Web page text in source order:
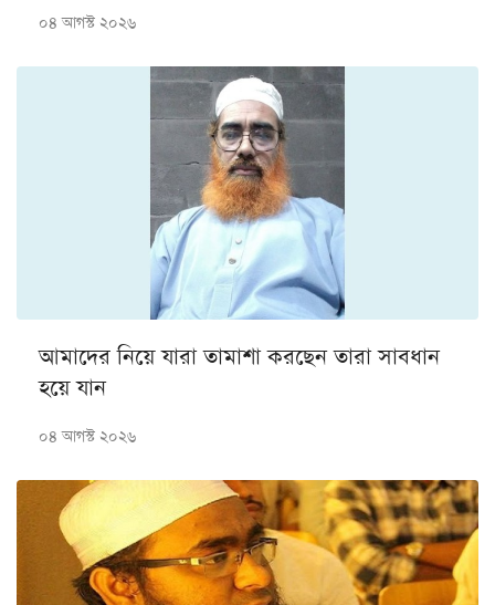
০৪ আগস্ট ২০২৬
আমাদের নিয়ে যারা তামাশা করছেন তারা সাবধান
হয়ে যান
০৪ আগস্ট ২০২৬